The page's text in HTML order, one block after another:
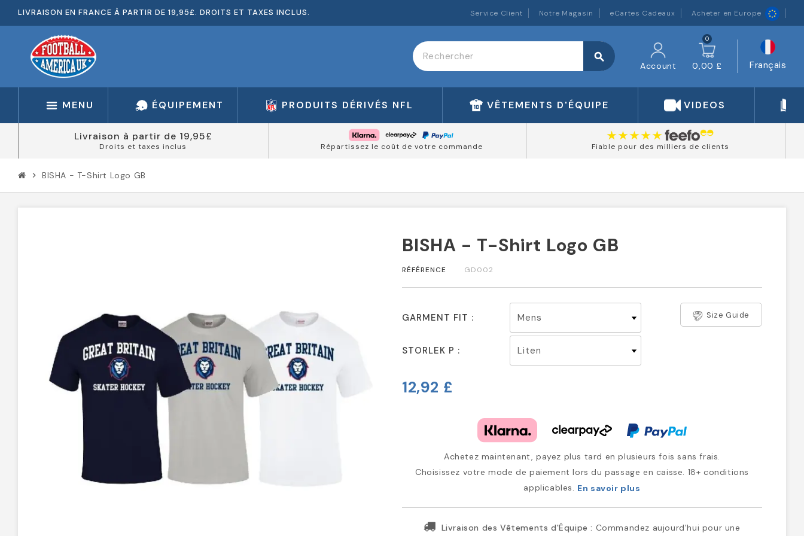
LIVRAISON EN FRANCE À PARTIR DE 19,95£. DROITS ET TAXES INCLUS. Service Client Notre Magasin eCartes Cadeaux Acheter en Europe
search
Account
0
0,00 £ Français
MENU ÉQUIPEMENT PRODUITS DÉRIVÉS NFL VÊTEMENTS D'ÉQUIPE VIDEOS
Livraison à partir de 19,95£
Droits et taxes inclus Répartissez le coût de votre commande Fiable pour des milliers de clients
chevron_right BISHA - T-Shirt Logo GB
BISHA - T-Shirt Logo GB
RÉFÉRENCE GD002
GARMENT FIT : Size Guide
STORLEK P :
12,92 £
Achetez maintenant, payez plus tard en plusieurs fois sans frais.
Choisissez votre mode de paiement lors du passage en caisse. 18+ conditions
applicables. En savoir plus
Livraison des Vêtements d'Équipe : Commandez aujourd'hui pour une